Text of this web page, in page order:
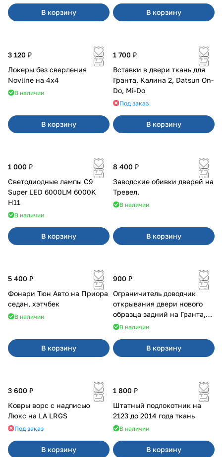
В корзину В корзину
3 120 ₽
Локеры без сверления
Novline на 4х4
В наличии
В корзину
1 700 ₽
Вставки в двери ткань для
Гранта, Калина 2, Datsun On-
Do, Mi-Do
Под заказ
В корзину
1 000 ₽
Светодиодные лампы C9
Super LED 6000LM 6000K
H11
В наличии
В корзину
8 400 ₽
Заводские обивки дверей на
Тревел.
В наличии
В корзину
5 400 ₽
Фонари Тюн Авто на Приора
седан, хэтчбек
В наличии
В корзину
900 ₽
Ограничитель доводчик
открывания двери нового
образца задний на Гранта,
Урбан
В наличии
В корзину
3 600 ₽
Ковры ворс с надписью
Люкс на LA LRGS
Под заказ
В корзину
1 800 ₽
Штатный подлокотник на
2123 до 2014 года ткань
В наличии
В корзину